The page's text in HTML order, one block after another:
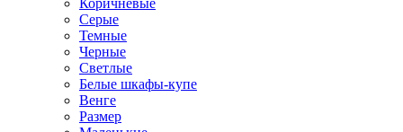
Коричневые
Серые
Темные
Черные
Светлые
Белые шкафы-купе
Венге
Размер